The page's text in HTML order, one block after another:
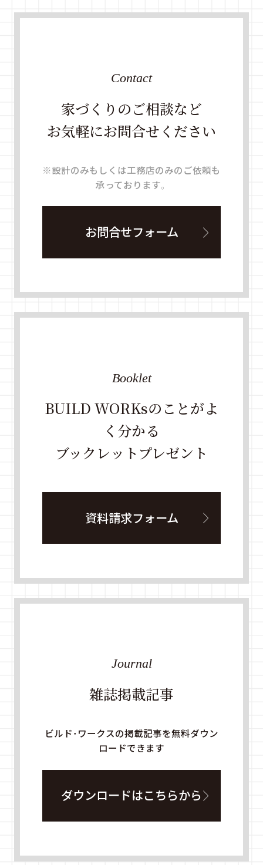
家づくりのご相談など
お気軽にお問合せください
Contact
※設計のみもしくは工務店のみのご依頼も
承っております。
お問合せフォーム
BUILD WORKsのことがよ
く分かる
ブックレットプレゼント
Booklet
資料請求フォーム
雑誌掲載記事
Journal
ビルド・ワークスの掲載記事を無料ダウン
ロードできます
ダウンロードはこちらから